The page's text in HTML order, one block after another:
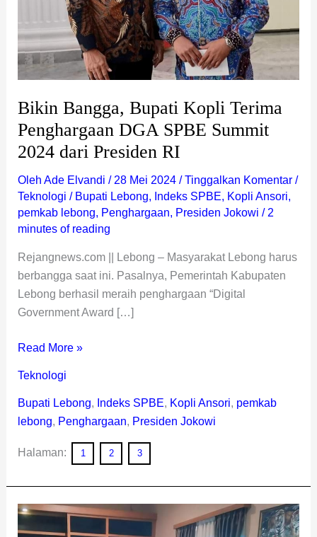
Bikin Bangga, Bupati Kopli Terima
Penghargaan DGA SPBE Summit
2024 dari Presiden RI
Oleh Ade Elvandi /28 Mei 2024 /Tinggalkan Komentar /
Teknologi / Bupati Lebong, Indeks SPBE, Kopli Ansori,
pemkab lebong, Penghargaan, Presiden Jokowi /2
minutes of reading
Rejangnews.com || Lebong – Masyarakat Lebong harus
berbangga saat ini. Pasalnya, Pemerintah Kabupaten
Lebong berhasil meraih penghargaan “Digital
Government Award […]
Presiden
RI
Read More »
Teknologi
Bupati Lebong, Indeks SPBE, Kopli Ansori, pemkab
lebong, Penghargaan, Presiden Jokowi
Halaman: 1 2 3
Indeks
SPBE